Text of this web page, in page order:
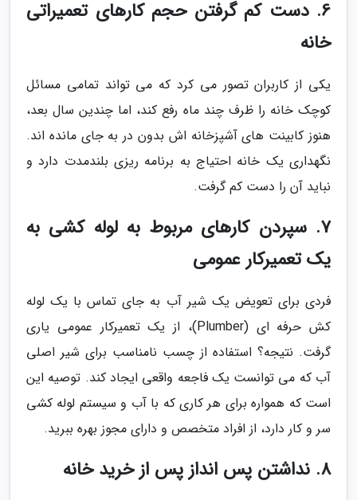
6. دست کم گرفتن حجم کارهای تعمیراتی
خانه
یکی از کاربران تصور می کرد که می تواند تمامی مسائل
کوچک خانه را ظرف چند ماه رفع کند، اما چندین سال بعد،
هنوز کابینت های آشپزخانه اش بدون در به جای مانده اند.
نگهداری یک خانه احتیاج به برنامه ریزی بلندمدت دارد و
نباید آن را دست کم گرفت.
7. سپردن کارهای مربوط به لوله کشی به
یک تعمیرکار عمومی
فردی برای تعویض یک شیر آب به جای تماس با یک لوله
کش حرفه ای (Plumber)، از یک تعمیرکار عمومی یاری
گرفت. نتیجه؟ استفاده از چسب نامناسب برای شیر اصلی
آب که می توانست یک فاجعه واقعی ایجاد کند. توصیه این
است که همواره برای هر کاری که با آب و سیستم لوله کشی
سر و کار دارد، از افراد متخصص و دارای مجوز بهره ببرید.
8. نداشتن پس انداز پس از خرید خانه